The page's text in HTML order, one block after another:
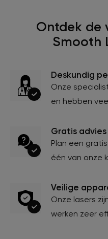
Ontdek de
Smooth
Deskundig
Onze
en hebben
Gratis advies
Plan een
één van onze
Veilige
Onze lasers
werken zeer